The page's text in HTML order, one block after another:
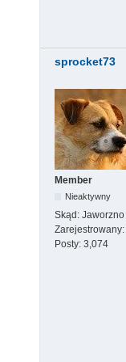
sprocket73
Member
Nieaktywny
Skąd: Jaworzno
Zarejestrowany:
Posty: 3,074